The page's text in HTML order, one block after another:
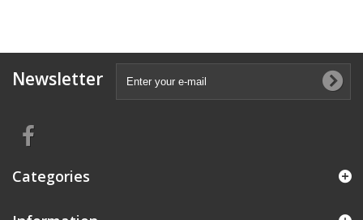
Newsletter
Categories